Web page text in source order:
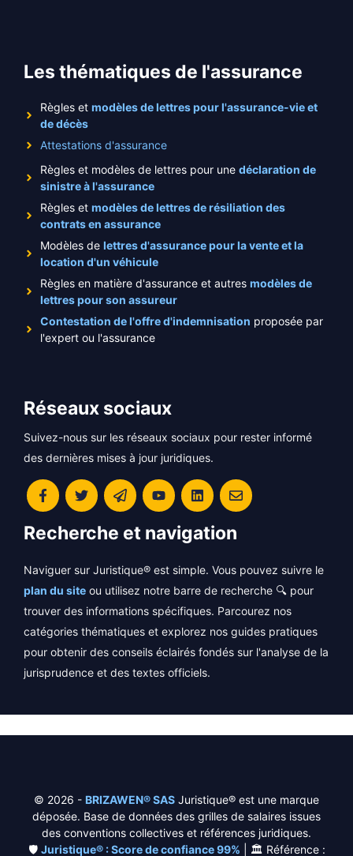
Les thématiques de l'assurance
Règles et modèles de lettres pour l'assurance-vie et
de décès
Attestations d'assurance
Règles et modèles de lettres pour une déclaration de
sinistre à l'assurance
Règles et modèles de lettres de résiliation des
contrats en assurance
Modèles de lettres d'assurance pour la vente et la
location d'un véhicule
Règles en matière d'assurance et autres modèles de
lettres pour son assureur
Contestation de l'offre d'indemnisation proposée par
l'expert ou l'assurance
Réseaux sociaux
Suivez-nous sur les réseaux sociaux pour rester informé
des dernières mises à jour juridiques.
Recherche et navigation
Naviguer sur Juristique® est simple. Vous pouvez suivre le
plan du site ou utilisez notre barre de recherche 🔍 pour
trouver des informations spécifiques. Parcourez nos
catégories thématiques et explorez nos guides pratiques
pour obtenir des conseils éclairés fondés sur l'analyse de la
jurisprudence et des textes officiels.
© 2026 - BRIZAWEN® SAS Juristique® est une marque
déposée. Base de données des grilles de salaires issues
des conventions collectives et références juridiques.
🛡️ Juristique® : Score de confiance 99% | 🏛️ Référence :